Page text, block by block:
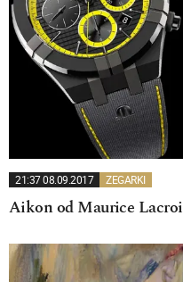
21:37 08.09.2017 ZEGARKI
Aikon od Maurice